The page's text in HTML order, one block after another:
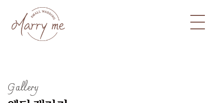
Gallery